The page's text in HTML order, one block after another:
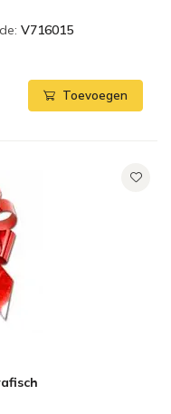
V716015
Toevoegen